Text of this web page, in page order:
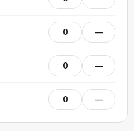
0 —
0 —
0 —